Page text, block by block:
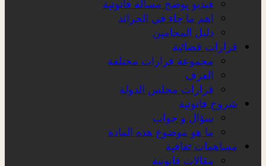
فيديو يوضح مسالة قانونية
اهم ما جاء في الجرائد
دليل المحامين
قرارات قضائية
مجموعة قرارات مختلفة
الغرف
قرارات مجلس الدولة
شروح قانونية
سؤال و جواب
ما هو موضوع هذه المادة
مساهمات ثقافية
مقالات قانونية